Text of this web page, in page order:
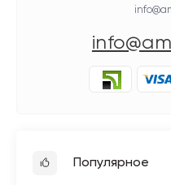
Популярное